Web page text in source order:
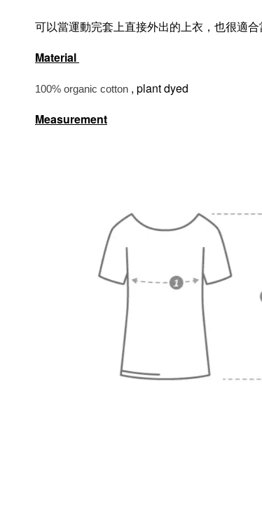
可以當運動完套上直接外出的上衣，也很適
Material
100% organic cotton , plant dyed
Measurement